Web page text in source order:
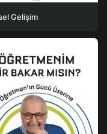
Gelişim